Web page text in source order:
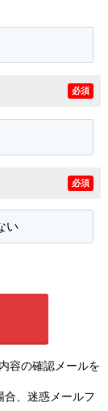
必須
必須
い
容の確認メールを
、迷惑メールフ